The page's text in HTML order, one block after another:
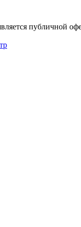
публичной